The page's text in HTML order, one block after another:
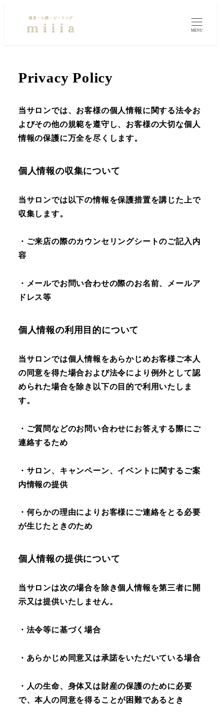
MENU
Privacy Policy
当サロンでは、お客様の個人情報に関する法令お
よびその他の規範を遵守し、お客様の大切な個人
情報の保護に万全を尽くします。
個人情報の収集について
当サロンでは以下の情報を保護措置を講じた上で
収集します。
・ご来店の際のカウンセリングシートのご記入内
容
・メールでお問い合わせの際のお名前、メールア
ドレス等
個人情報の利用目的について
当サロンでは個人情報をあらかじめお客様ご本人
の同意を得た場合および法令により例外として認
められた場合を除き以下の目的で利用いたしま
す。
・ご質問などのお問い合わせにお答えする際にご
連絡するため
・サロン、キャンペーン、イベントに関するご案
内情報の提供
・何らかの理由によりお客様にご連絡をとる必要
が生じたときのため
個人情報の提供について
当サロンは次の場合を除き個人情報を第三者に開
示又は提供いたしません。
・法令等に基づく場合
・あらかじめ同意又は承諾をいただいている場合
・人の生命、身体又は財産の保護のために必要
で、本人の同意を得ることが困難であるとき